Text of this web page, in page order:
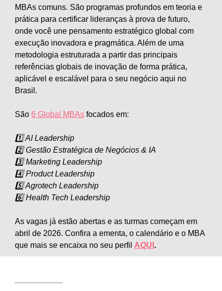
MBAs comuns. São programas profundos em teoria e
prática para certificar lideranças à prova de futuro,
onde você une pensamento estratégico global com
execução inovadora e pragmática. Além de uma
metodologia estruturada a partir das principais
referências globais de inovação de forma prática,
aplicável e escalável para o seu negócio aqui no
Brasil.
São 6 Global MBAs focados em:
1️⃣ AI Leadership
2️⃣ Gestão Estratégica de Negócios & IA
3️⃣ Marketing Leadership
4️⃣ Product Leadership
5️⃣ Agrotech Leadership
6️⃣ Health Tech Leadership
As vagas já estão abertas e as turmas começam em
abril de 2026. Confira a ementa, o calendário e o MBA
que mais se encaixa no seu perfil AQUI .